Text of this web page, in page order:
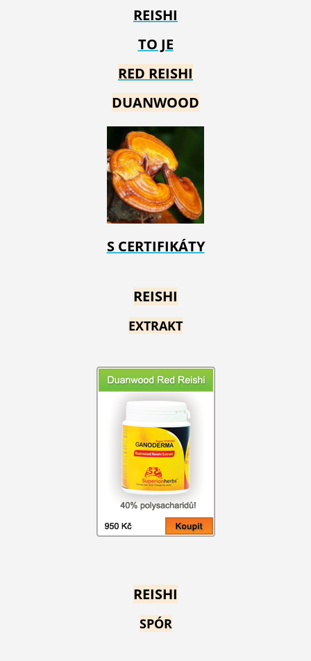
REISHI
TO JE
RED REISHI
DUANWOOD
S CERTIFIKÁTY
REISHI
EXTRAKT
REISHI
SPÓR